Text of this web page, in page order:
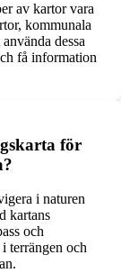
av kartor vara
kommunala
dessa
få information
för
i naturen
kartans
och
terrängen och